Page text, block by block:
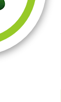
L320
Têtes